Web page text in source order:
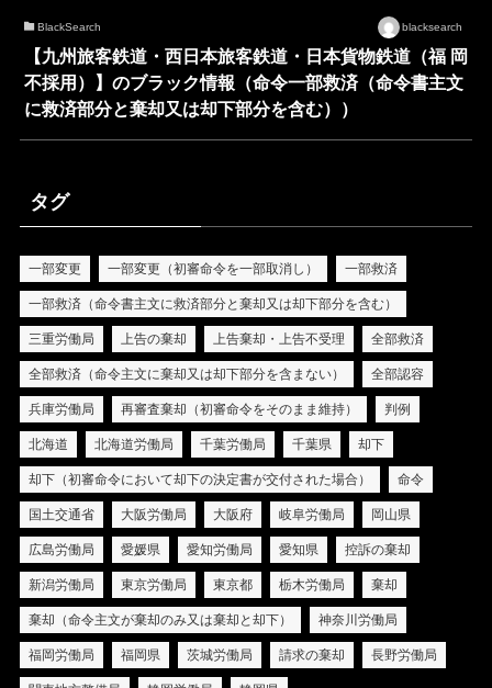
BlackSearch blacksearch
【九州旅客鉄道・西日本旅客鉄道・日本貨物鉄道（福 岡
不採用）】のブラック情報（命令一部救済（命令書主文
に救済部分と棄却又は却下部分を含む））
タグ
一部変更 一部変更（初審命令を一部取消し） 一部救済
一部救済（命令書主文に救済部分と棄却又は却下部分を含む）
三重労働局 上告の棄却 上告棄却・上告不受理 全部救済
全部救済（命令主文に棄却又は却下部分を含まない） 全部認容
兵庫労働局 再審査棄却（初審命令をそのまま維持） 判例
北海道 北海道労働局 千葉労働局 千葉県 却下
却下（初審命令において却下の決定書が交付された場合） 命令
国土交通省 大阪労働局 大阪府 岐阜労働局 岡山県
広島労働局 愛媛県 愛知労働局 愛知県 控訴の棄却
新潟労働局 東京労働局 東京都 栃木労働局 棄却
棄却（命令主文が棄却のみ又は棄却と却下） 神奈川労働局
福岡労働局 福岡県 茨城労働局 請求の棄却 長野労働局